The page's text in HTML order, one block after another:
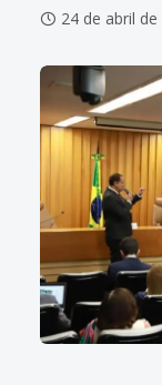
24 de abril de